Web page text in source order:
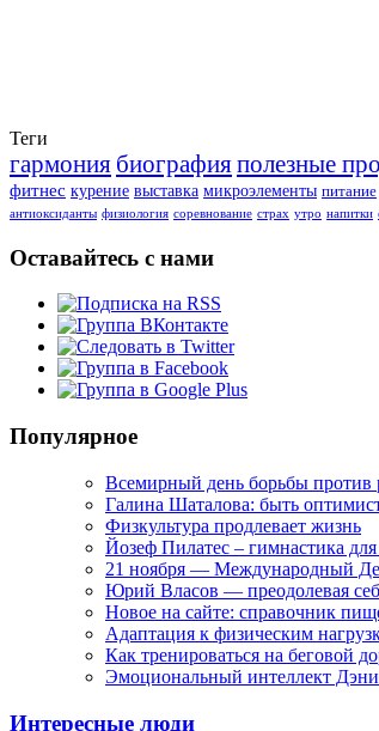
Теги
гармония биографияполезные
фитнес курение выставка микроэлементы питание
антиоксиданты физиология соревнование страх утро напитки
Оставайтесь с нами
Популярное
Всемирный день борьбы против
Галина Шаталова: быть
Физкультура продлевает жизнь
Йозеф Пилатес – гимнастика для
21 ноября — Международный
Юрий Власов — преодолевая
Новое на сайте: справочник
Адаптация к физическим
Как тренироваться на беговой
Эмоциональный интеллект
Интересные люди